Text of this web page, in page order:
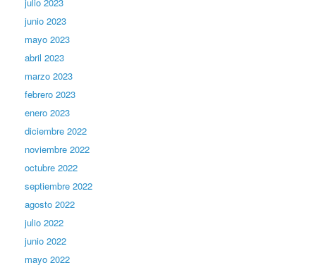
junio 2023
mayo 2023
abril 2023
marzo 2023
febrero 2023
enero 2023
diciembre 2022
noviembre 2022
octubre 2022
septiembre 2022
agosto 2022
julio 2022
junio 2022
mayo 2022